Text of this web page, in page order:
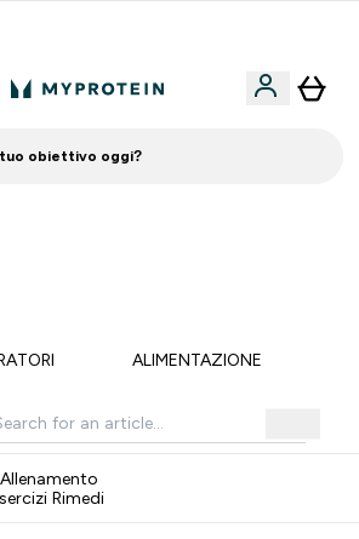
tuo obiettivo oggi?
ALIMENTAZIONE
Allenamento
Rimedi